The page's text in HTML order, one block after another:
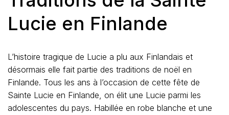
Lucie en Finlande
L’histoire tragique de Lucie a plu aux Finlandais et
désormais elle fait partie des traditions de noël en
Finlande. Tous les ans à l’occasion de cette fête de
Sainte Lucie en Finlande, on élit une Lucie parmi les
adolescentes du pays. Habillée en robe blanche et une